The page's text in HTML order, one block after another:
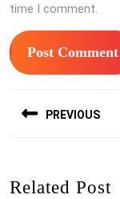
time I comment.
navigation
PREVIOUS
Related Post